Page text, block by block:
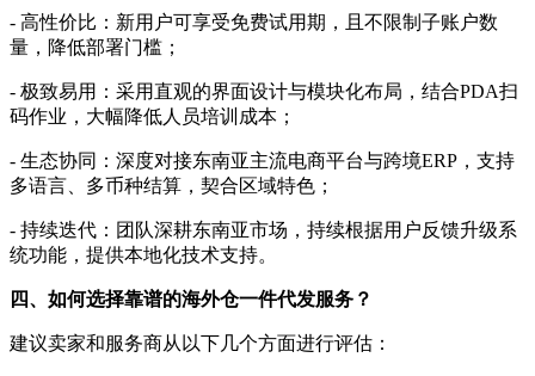
- 高性价比：新用户可享受免费试用期，且不限制子账户数
量，降低部署门槛；
- 极致易用：采用直观的界面设计与模块化布局，结合PDA扫
码作业，大幅降低人员培训成本；
- 生态协同：深度对接东南亚主流电商平台与跨境ERP，支持
多语言、多币种结算，契合区域特色；
- 持续迭代：团队深耕东南亚市场，持续根据用户反馈升级系
统功能，提供本地化技术支持。
四、如何选择靠谱的海外仓一件代发服务？
建议卖家和服务商从以下几个方面进行评估：